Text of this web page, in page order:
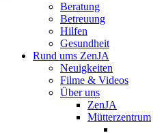
Beratung
Betreuung
Hilfen
Gesundheit
Rund ums ZenJA
Neuigkeiten
Filme & Videos
Über uns
ZenJA
Mütterzentrum